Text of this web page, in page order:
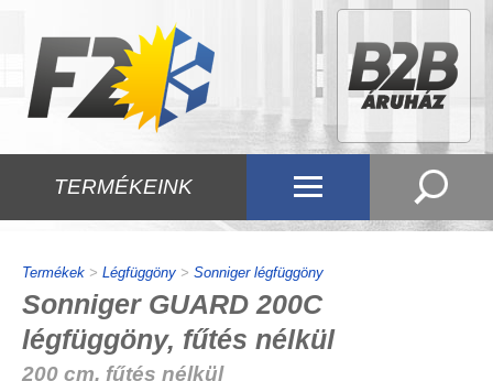
TERMÉKEINK
Termékek > Légfüggöny > Sonniger légfüggöny
Sonniger GUARD 200C
légfüggöny, fűtés nélkül
200 cm, fűtés nélkül